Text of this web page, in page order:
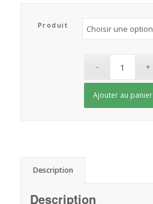
Produit
Ajouter au panier
Description
Description